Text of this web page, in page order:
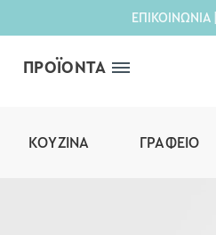
ΕΠΙΚΟΙΝΩΝΙΑ|
ΠΡΟΪΟΝΤΑ
ΚΟΥΖΊΝΑ ΓΡΑΦΕΊΟ